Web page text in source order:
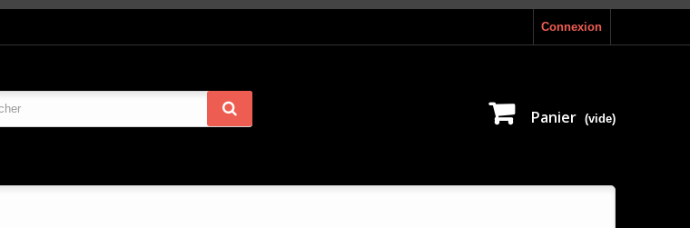
Connexion
Panier (vide)